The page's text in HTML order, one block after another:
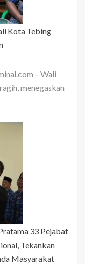
Kota Tebing
– Wali
menegaskan
33 Pejabat
Tekankan
Masyarakat